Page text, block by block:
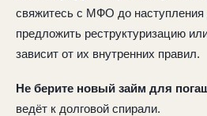
свяжитесь с МФО до наступления
предложить реструктуризацию
зависит от их внутренних правил.
Не берите новый займ для
ведёт к долговой спирали.